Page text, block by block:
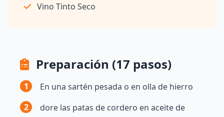
Vino Tinto Seco
Preparación (17 pasos)
1
En una sartén pesada o en olla de hierro
2
dore las patas de cordero en aceite de